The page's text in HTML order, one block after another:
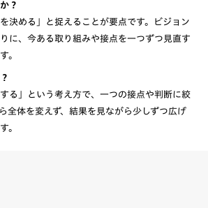
？
決める」と捉えることが要点です。ビジョン
に、今ある取り組みや接点を一つずつ見直す
る」という考え方で、一つの接点や判断に絞
全体を変えず、結果を見ながら少しずつ広げ